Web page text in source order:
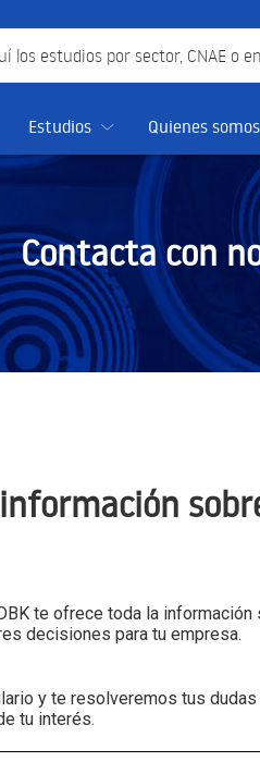
Estudios
Quienes somos
Contacta con
te ofrece toda la
decisiones para tu empresa.
y te resolveremos tus
tu interés.